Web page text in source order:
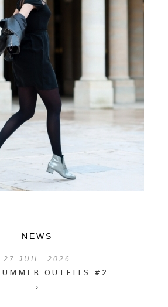
NEWS
27 JUIL. 2026
OUTFITS #2
›